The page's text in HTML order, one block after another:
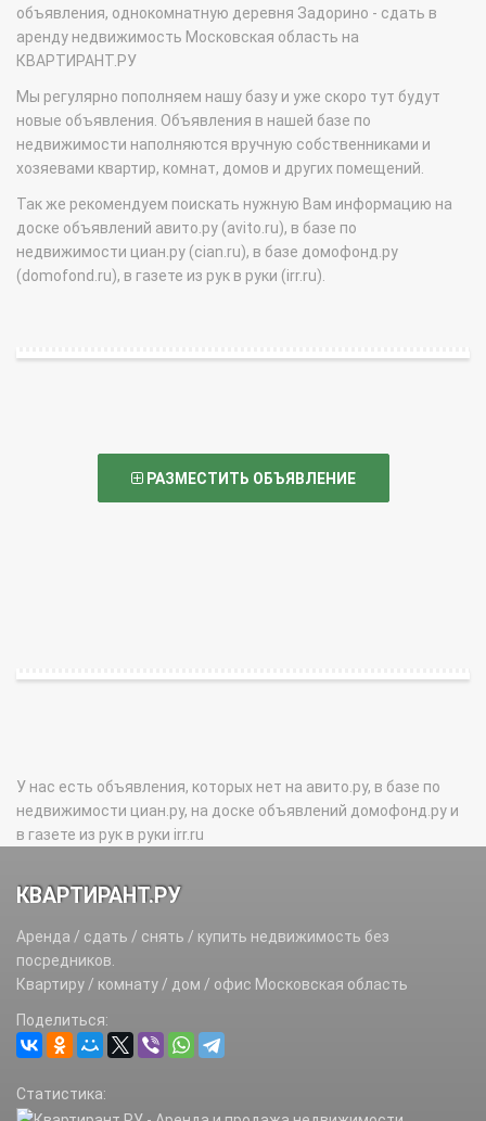
объявления, однокомнатную деревня Задорино - сдать в
аренду недвижимость Московская область на
КВАРТИРАНТ.РУ
Мы регулярно пополняем нашу базу и уже скоро тут будут
новые объявления. Объявления в нашей базе по
недвижимости наполняются вручную собственниками и
хозяевами квартир, комнат, домов и других помещений.
Так же рекомендуем поискать нужную Вам информацию на
доске объявлений авито.ру (avito.ru), в базе по
недвижимости циан.ру (cian.ru), в базе домофонд.ру
(domofond.ru), в газете из рук в руки (irr.ru).
РАЗМЕСТИТЬ ОБЪЯВЛЕНИЕ
У нас есть объявления, которых нет на авито.ру, в базе по
недвижимости циан.ру, на доске объявлений домофонд.ру и
в газете из рук в руки irr.ru
КВАРТИРАНТ.РУ
Аренда / сдать / снять / купить недвижимость без
посредников.
Квартиру / комнату / дом / офис Московская область
Поделиться:
Статистика: